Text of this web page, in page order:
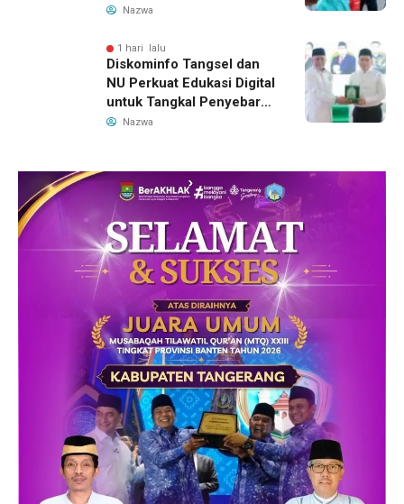
Gubernur Banten
Nazwa
1 hari lalu
Diskominfo Tangsel dan
NU Perkuat Edukasi Digital
untuk Tangkal Penyebaran
Hoaks
Nazwa